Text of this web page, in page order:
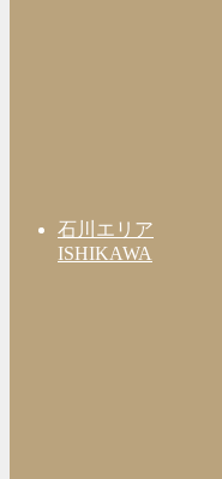
石川エリア
ISHIKAWA